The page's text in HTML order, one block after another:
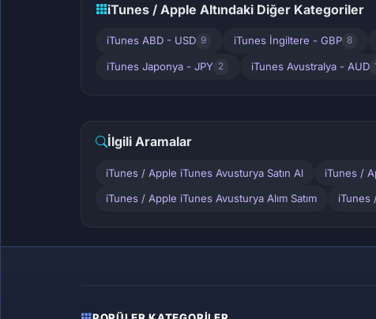
iTunes / Apple Altındaki Diğer Kategoriler
iTunes ABD - USD 9 iTunes İngiltere - GBP 8
iTunes Japonya - JPY 2 iTunes Avustralya - AUD
İlgili Aramalar
iTunes / Apple iTunes Avusturya Satın Al iTunes /
iTunes / Apple iTunes Avusturya Alım Satım iTunes